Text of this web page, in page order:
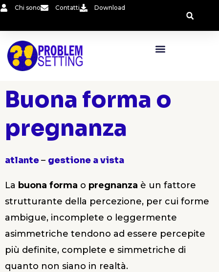
Vai
contenuto
Chi sono Contatti Download
Buona forma o
pregnanza
atlante– gestione a vista
La buona forma o pregnanza è un fattore
strutturante della percezione, per cui forme
ambigue, incomplete o leggermente
asimmetriche tendono ad essere percepite
più definite, complete e simmetriche di
quanto non siano in realtà.